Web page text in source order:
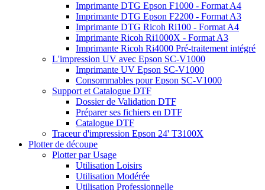
Imprimante DTG Epson F1000 - Format A4
Imprimante DTG Epson F2200 - Format A3
Imprimante DTG Ricoh Ri100 - Format A4
Imprimante Ricoh Ri1000X - Format A3
Imprimante Ricoh Ri4000 Pré-traitement intégré
L'impression UV avec Epson SC-V1000
Imprimante UV Epson SC-V1000
Consommables pour Epson SC-V1000
Support et Catalogue DTF
Dossier de Validation DTF
Préparer ses fichiers en DTF
Catalogue DTF
Traceur d'impression Epson 24' T3100X
Plotter de découpe
Plotter par Usage
Utilisation Loisirs
Utilisation Modérée
Utilisation Professionnelle